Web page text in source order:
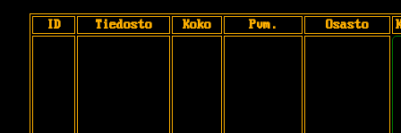
ID Tiedosto Koko Pvm. Osasto